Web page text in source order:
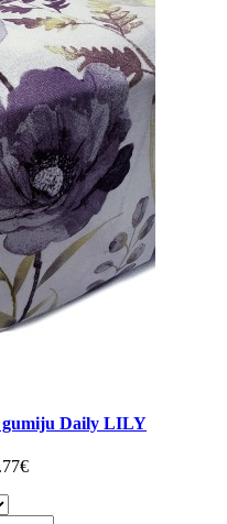
gumiju Daily LILY